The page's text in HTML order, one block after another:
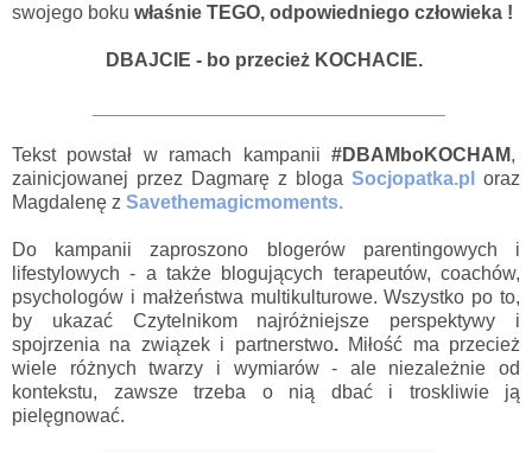
swojego boku właśnie TEGO, odpowiedniego człowieka !
DBAJCIE - bo przecież KOCHACIE.
Tekst powstał w ramach kampanii #DBAMboKOCHAM,
zainicjowanej przez Dagmarę z bloga Socjopatka.pl
oraz
Magdalenę z Savethemagicmoments.
Do kampanii zaproszono blogerów parentingowych i
lifestylowych - a także blogujących terapeutów, coachów,
psychologów i małżeństwa multikulturowe. Wszystko po to,
by ukazać Czytelnikom najróżniejsze perspektywy i
spojrzenia na związek i partnerstwo. Miłość ma przecież
wiele różnych twarzy i wymiarów - ale niezależnie od
kontekstu, zawsze trzeba o nią dbać i troskliwie ją
pielęgnować.